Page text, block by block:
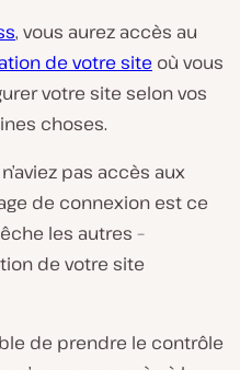
, vous aurez accès au
de votre site où vous
votre site selon vos
choses.
pas accès aux
de connexion est ce
les autres –
de votre site
de prendre le contrôle